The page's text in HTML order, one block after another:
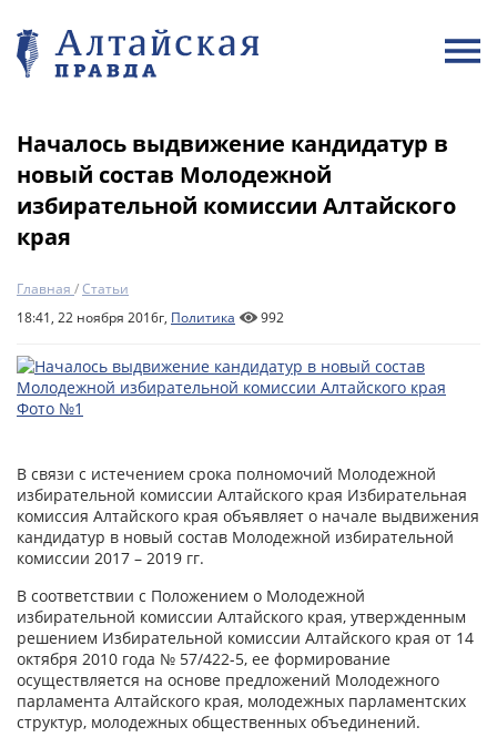
Началось выдвижение кандидатур в
новый состав Молодежной
избирательной комиссии Алтайского
края
Главная /Статьи
18:41, 22 ноября 2016г, Политика 992
В связи с истечением срока полномочий Молодежной
избирательной комиссии Алтайского края Избирательная
комиссия Алтайского края объявляет о начале выдвижения
кандидатур в новый состав Молодежной избирательной
комиссии 2017 – 2019 гг.
В соответствии с Положением о Молодежной
избирательной комиссии Алтайского края, утвержденным
решением Избирательной комиссии Алтайского края от 14
октября 2010 года № 57/422-5, ее формирование
осуществляется на основе предложений Молодежного
парламента Алтайского края, молодежных парламентских
структур, молодежных общественных объединений.